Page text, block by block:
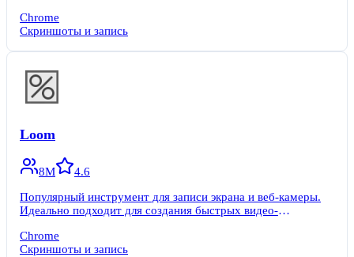
Chrome
Скриншоты и запись
Loom
8M
4.6
Популярный инструмент для записи экрана и веб-камеры.
Идеально подходит для создания быстрых видео-
Chrome
Скриншоты и запись